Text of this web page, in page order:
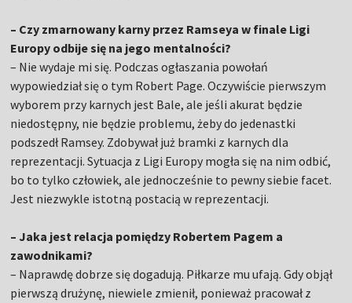
– Czy zmarnowany karny przez Ramseya w finale Ligi
Europy odbije się na jego mentalności?
– Nie wydaje mi się. Podczas ogłaszania powołań
wypowiedział się o tym Robert Page. Oczywiście pierwszym
wyborem przy karnych jest Bale, ale jeśli akurat będzie
niedostępny, nie będzie problemu, żeby do jedenastki
podszedł Ramsey. Zdobywał już bramki z karnych dla
reprezentacji. Sytuacja z Ligi Europy mogła się na nim odbić,
bo to tylko człowiek, ale jednocześnie to pewny siebie facet.
Jest niezwykle istotną postacią w reprezentacji.
– Jaka jest relacja pomiędzy Robertem Pagem a
zawodnikami?
– Naprawdę dobrze się dogadują. Piłkarze mu ufają. Gdy objął
pierwszą drużynę, niewiele zmienił, ponieważ pracował z